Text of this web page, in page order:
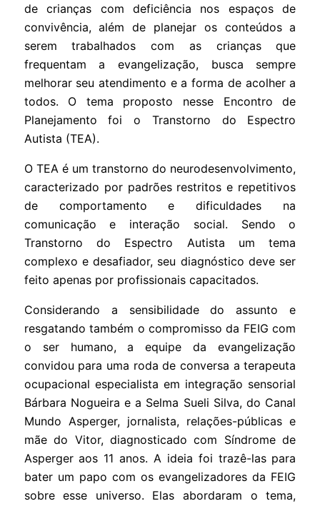
de crianças com deficiência nos espaços de
convivência, além de planejar os conteúdos a
serem trabalhados com as crianças que
frequentam a evangelização, busca sempre
melhorar seu atendimento e a forma de acolher a
todos. O tema proposto nesse Encontro de
Planejamento foi o Transtorno do Espectro
Autista (TEA).
O TEA é um transtorno do neurodesenvolvimento,
caracterizado por padrões restritos e repetitivos
de comportamento e dificuldades na
comunicação e interação social. Sendo o
Transtorno do Espectro Autista um tema
complexo e desafiador, seu diagnóstico deve ser
feito apenas por profissionais capacitados.
Considerando a sensibilidade do assunto e
resgatando também o compromisso da FEIG com
o ser humano, a equipe da evangelização
convidou para uma roda de conversa a terapeuta
ocupacional especialista em integração sensorial
Bárbara Nogueira e a Selma Sueli Silva, do Canal
Mundo Asperger, jornalista, relações-públicas e
mãe do Vitor, diagnosticado com Síndrome de
Asperger aos 11 anos. A ideia foi trazê-las para
bater um papo com os evangelizadores da FEIG
sobre esse universo. Elas abordaram o tema,